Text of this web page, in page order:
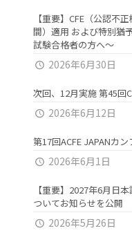
【重要】CFE（公認不
間）適用 および特別猶
試験合格者の方へ～
2026年6月30日
次回、12月実施 第45回
2026年6月12日
第17回ACFE JAPANカ
2026年6月1日
【重要】2027年6月日
ついてお知らせを公開
2026年5月26日